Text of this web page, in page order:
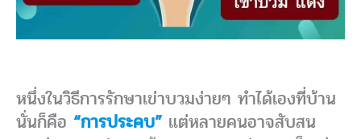
หนึ่งในวิธีการรักษาเข่าบวมง่ายๆ ทำได้เองที่บ้าน
นั่นก็คือ “การประคบ” แต่หลายคนอาจสับสน